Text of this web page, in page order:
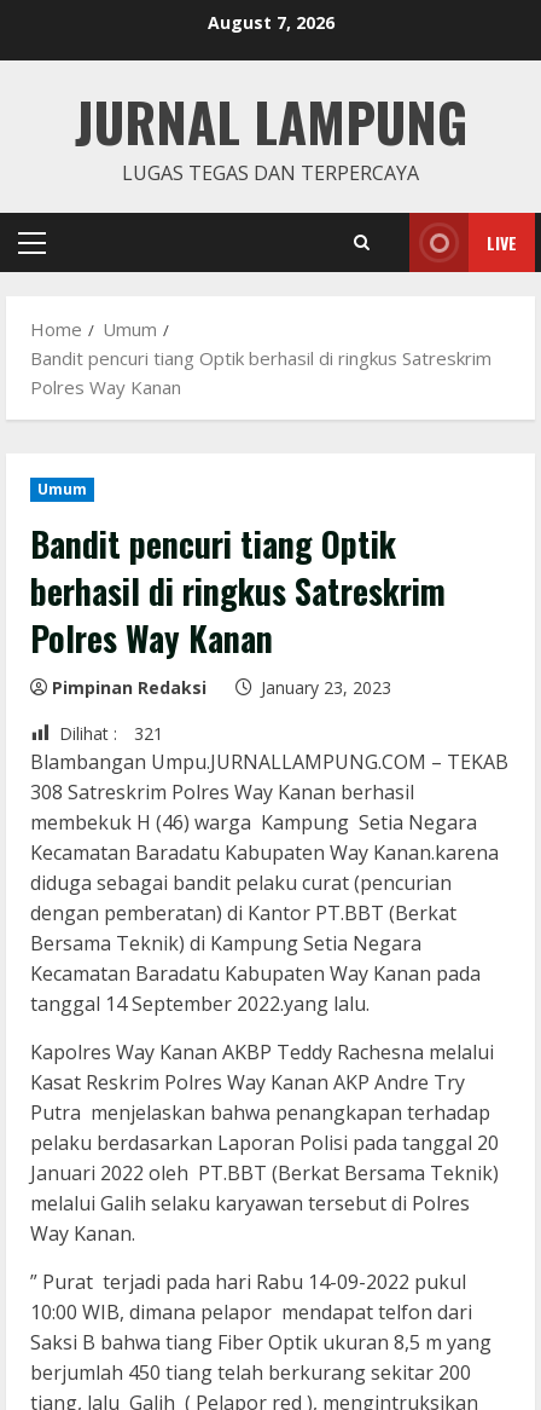
August 7, 2026
JURNAL LAMPUNG
LUGAS TEGAS DAN TERPERCAYA
Primary
LIVE
Home
Umum
Bandit pencuri tiang Optik berhasil di ringkus Satreskrim
Polres Way Kanan
Umum
Bandit pencuri tiang Optik
berhasil di ringkus Satreskrim
Polres Way Kanan
Pimpinan Redaksi
January 23, 2023
Dilihat :
321
Blambangan Umpu.JURNALLAMPUNG.COM – TEKAB
308 Satreskrim Polres Way Kanan berhasil
membekuk H (46) warga Kampung Setia Negara
Kecamatan Baradatu Kabupaten Way Kanan.karena
diduga sebagai bandit pelaku curat (pencurian
dengan pemberatan) di Kantor PT.BBT (Berkat
Bersama Teknik) di Kampung Setia Negara
Kecamatan Baradatu Kabupaten Way Kanan pada
tanggal 14 September 2022.yang lalu.
Kapolres Way Kanan AKBP Teddy Rachesna melalui
Kasat Reskrim Polres Way Kanan AKP Andre Try
Putra menjelaskan bahwa penangkapan terhadap
pelaku berdasarkan Laporan Polisi pada tanggal 20
Januari 2022 oleh PT.BBT (Berkat Bersama Teknik)
melalui Galih selaku karyawan tersebut di Polres
Way Kanan.
” Purat terjadi pada hari Rabu 14-09-2022 pukul
10:00 WIB, dimana pelapor mendapat telfon dari
Saksi B bahwa tiang Fiber Optik ukuran 8,5 m yang
berjumlah 450 tiang telah berkurang sekitar 200
tiang, lalu Galih ( Pelapor red ), mengintruksikan